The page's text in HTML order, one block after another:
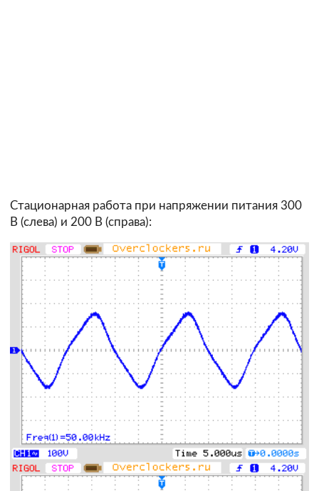
Стационарная работа при напряжении питания 300
В (слева) и 200 В (справа):